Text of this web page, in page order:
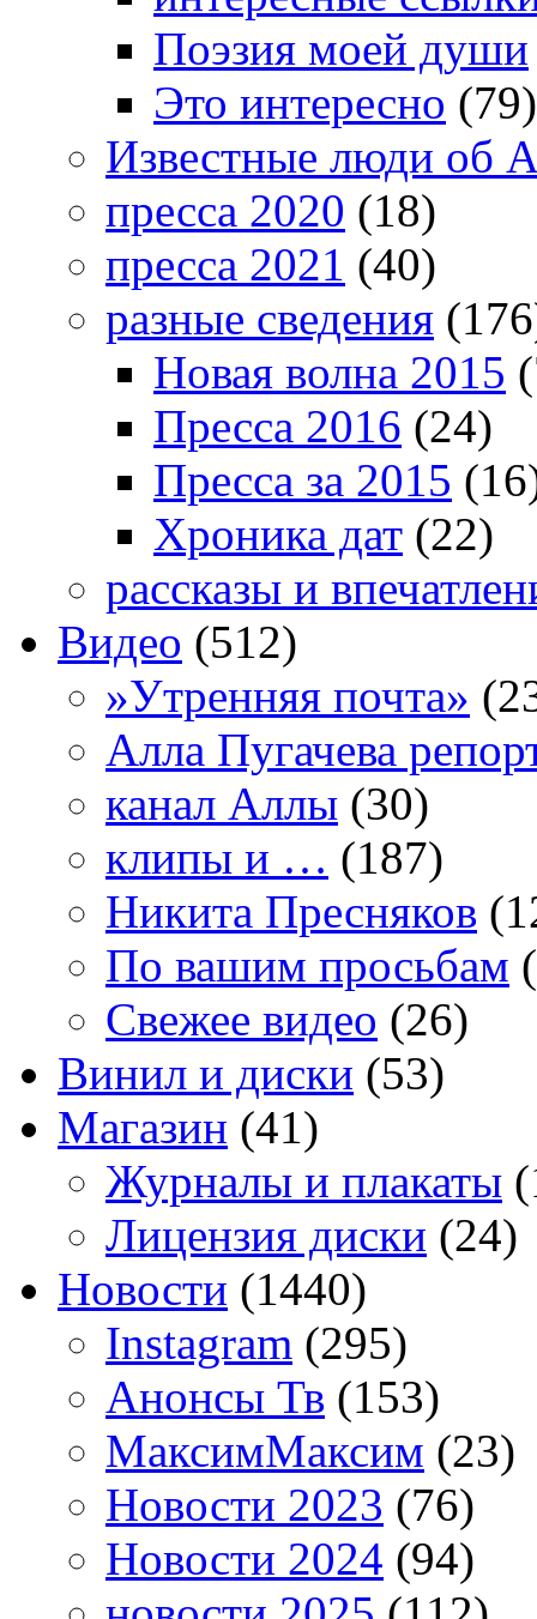
Поэзия моей души
Это интересно (79)
Известные люди об
пресса 2020 (18)
пресса 2021 (40)
разные сведения
Новая волна 2015
Пресса 2016 (24)
Пресса за 2015
Хроника дат (22)
рассказы и
Видео (512)
»Утренняя почта»
Алла Пугачева
канал Аллы (30)
клипы и … (187)
Никита Пресняков
По вашим просьбам
Свежее видео (26)
Винил и диски (53)
Магазин (41)
Журналы и плакаты
Лицензия диски (24)
Новости (1440)
Instagram (295)
Анонсы Тв (153)
МаксимМаксим (23)
Новости 2023 (76)
Новости 2024 (94)